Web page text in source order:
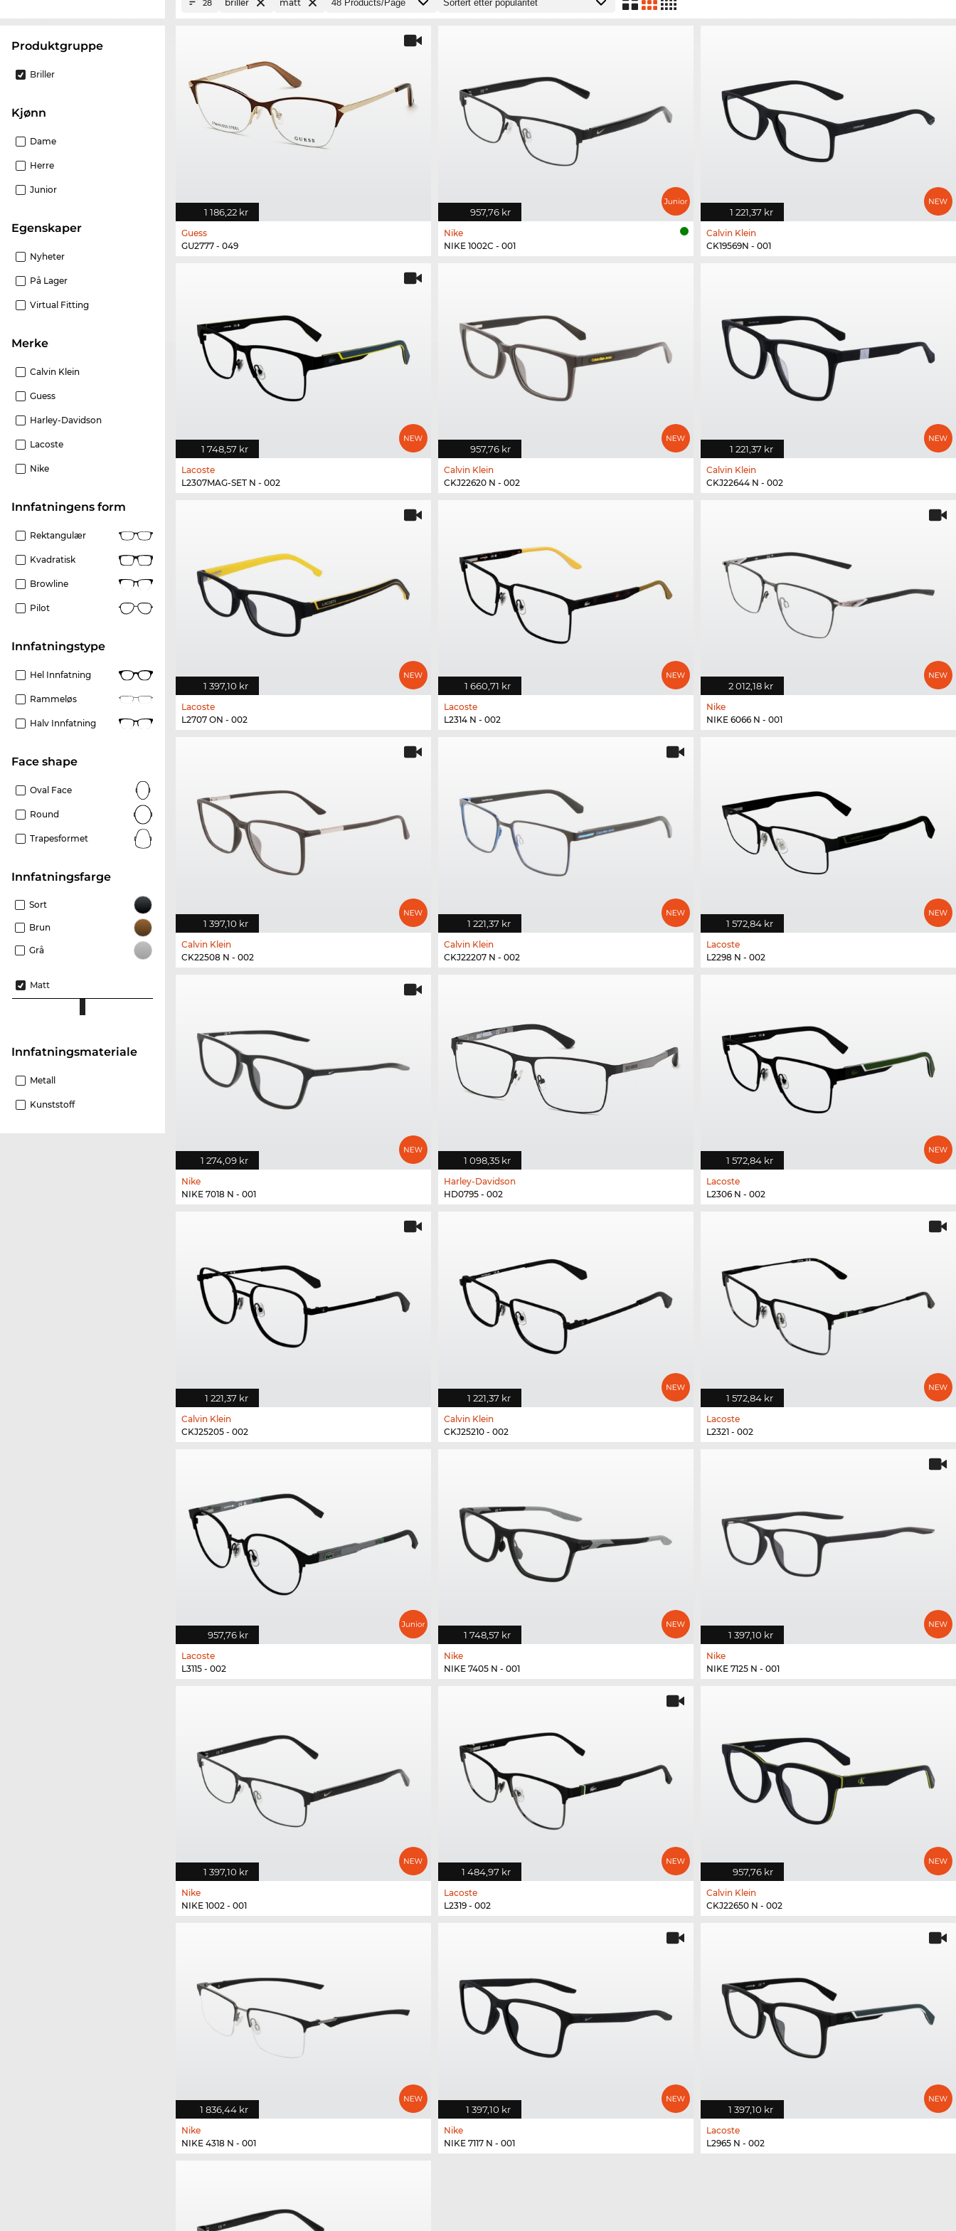
Produktgruppe
Briller
Kjønn
Dame
Herre
Junior
Egenskaper
Nyheter
På Lager
Virtual Fitting
merke
Calvin Klein
Guess
Harley-Davidson
Lacoste
Nike
Innfatningens form
Rektangulær
Kvadratisk
Browline
Pilot
Innfatningstype
Hel Innfatning
Rammeløs
Halv Innfatning
Face shape
Oval Face
Round
Trapesformet
Innfatningsfarge
Sort
Brun
Grå
Matt
innfatningsmateriale
Metall
Kunststoff
28 briller matt
1 186,22 kr
Guess
GU2777 - 049
957,76 kr
Nike
NIKE 1002C - 001
1 221,37 kr
Calvin Klein
CK19569N - 001
1 748,57 kr
Lacoste
L2307MAG-SET N - 002
957,76 kr
Calvin Klein
CKJ22620 N - 002
1 221,37 kr
Calvin Klein
CKJ22644 N - 002
1 397,10 kr
Lacoste
L2707 ON - 002
1 660,71 kr
Lacoste
L2314 N - 002
2 012,18 kr
Nike
NIKE 6066 N - 001
1 397,10 kr
Calvin Klein
CK22508 N - 002
1 221,37 kr
Calvin Klein
CKJ22207 N - 002
1 572,84 kr
Lacoste
L2298 N - 002
1 274,09 kr
Nike
NIKE 7018 N - 001
1 098,35 kr
Harley-Davidson
HD0795 - 002
1 572,84 kr
Lacoste
L2306 N - 002
1 221,37 kr
Calvin Klein
CKJ25205 - 002
1 221,37 kr
Calvin Klein
CKJ25210 - 002
1 572,84 kr
Lacoste
L2321 - 002
957,76 kr
Lacoste
L3115 - 002
1 748,57 kr
Nike
NIKE 7405 N - 001
1 397,10 kr
Nike
NIKE 7125 N - 001
1 397,10 kr
Nike
NIKE 1002 - 001
1 484,97 kr
Lacoste
L2319 - 002
957,76 kr
Calvin Klein
CKJ22650 N - 002
1 836,44 kr
Nike
NIKE 4318 N - 001
1 397,10 kr
Nike
NIKE 7117 N - 001
1 397,10 kr
Lacoste
L2965 N - 002